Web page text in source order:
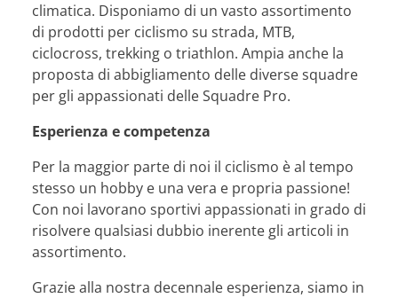
climatica. Disponiamo di un vasto assortimento
di prodotti per ciclismo su strada, MTB,
ciclocross, trekking o triathlon. Ampia anche la
proposta di abbigliamento delle diverse squadre
per gli appassionati delle Squadre Pro.
Esperienza e competenza
Per la maggior parte di noi il ciclismo è al tempo
stesso un hobby e una vera e propria passione!
Con noi lavorano sportivi appassionati in grado di
risolvere qualsiasi dubbio inerente gli articoli in
assortimento.
Grazie alla nostra decennale esperienza, siamo in